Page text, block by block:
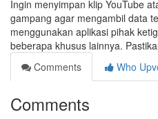
Ingin menyimpan klip YouTube
gampang agar mengambil data
menggunakan aplikasi pihak
beberapa khusus lainnya.
Comments
Who
Comments